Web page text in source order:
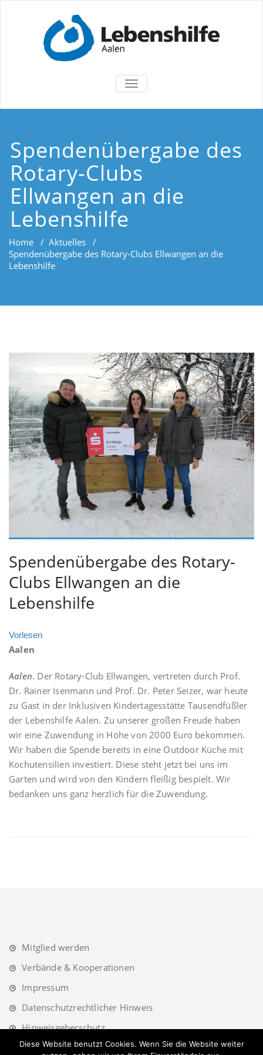
TOGGLE
Spendenübergabe des
Rotary-Clubs
Ellwangen an die
Lebenshilfe
Home / Aktuelles /
Spendenübergabe des Rotary-Clubs Ellwangen an die
Lebenshilfe
Spendenübergabe des Rotary-
Clubs Ellwangen an die
Lebenshilfe
Vorlesen
Aalen
Aalen. Der Rotary-Club Ellwangen, vertreten durch Prof.
Dr. Rainer Isenmann und Prof. Dr. Peter Seizer, war heute
zu Gast in der Inklusiven Kindertagesstätte Tausendfüßler
der Lebenshilfe Aalen. Zu unserer großen Freude haben
wir eine Zuwendung in Höhe von 2000 Euro bekommen.
Wir haben die Spende bereits in eine Outdoor Küche mit
Kochutensilien investiert. Diese steht jetzt bei uns im
Garten und wird von den Kindern fleißig bespielt. Wir
bedanken uns ganz herzlich für die Zuwendung.
Mitglied werden
Verbände & Kooperationen
Impressum
Datenschutzrechtlicher Hinweis
Hinweisgeberschutz
Diese Website benutzt Cookies. Wenn Sie die Website weiter